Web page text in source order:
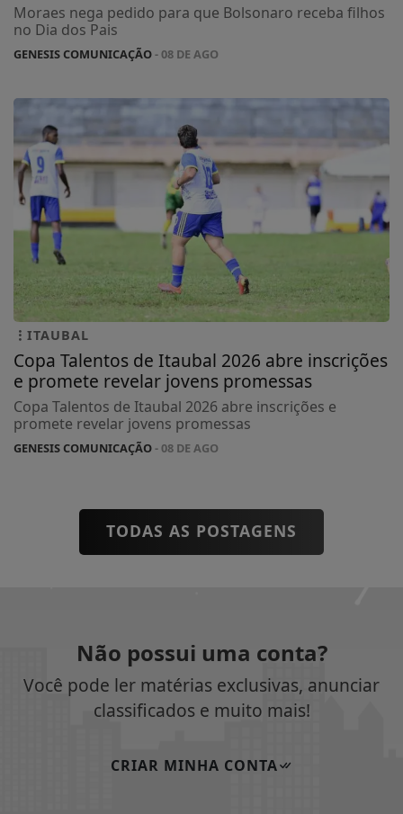
Moraes nega pedido para que Bolsonaro receba filhos
no Dia dos Pais
GENESIS COMUNICAÇÃO- 08 DE AGO
ITAUBAL
Copa Talentos de Itaubal 2026 abre inscrições
e promete revelar jovens promessas
Copa Talentos de Itaubal 2026 abre inscrições e
promete revelar jovens promessas
GENESIS COMUNICAÇÃO- 08 DE AGO
TODAS AS POSTAGENS
Não possui uma conta?
Você pode ler matérias exclusivas, anunciar
classificados e muito mais!
CRIAR MINHA CONTA